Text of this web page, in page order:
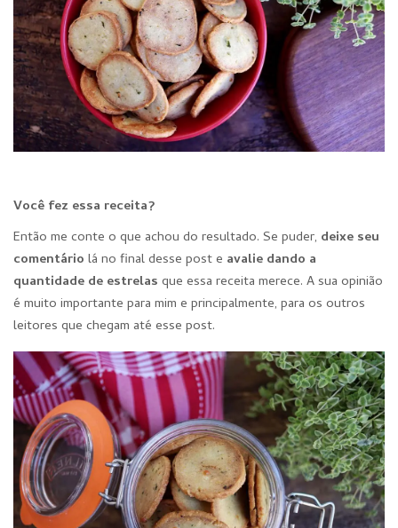
Você fez essa receita?
Então me conte o que achou do resultado. Se puder, deixe seu
comentário lá no final desse post e avalie dando a
quantidade de estrelas que essa receita merece. A sua opinião
é muito importante para mim e principalmente, para os outros
leitores que chegam até esse post.